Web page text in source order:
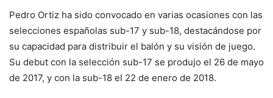
Pedro Ortiz ha sido convocado en varias ocasiones con las
selecciones españolas sub-17 y sub-18, destacándose por
su capacidad para distribuir el balón y su visión de juego.
Su debut con la selección sub-17 se produjo el 26 de mayo
de 2017, y con la sub-18 el 22 de enero de 2018.